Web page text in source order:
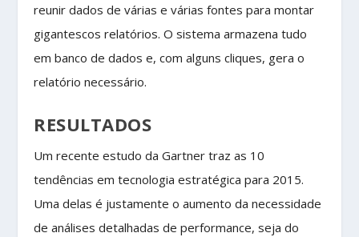
reunir dados de várias e várias fontes para montar
gigantescos relatórios. O sistema armazena tudo
em banco de dados e, com alguns cliques, gera o
relatório necessário.
RESULTADOS
Um recente estudo da Gartner traz as 10
tendências em tecnologia estratégica para 2015.
Uma delas é justamente o aumento da necessidade
de análises detalhadas de performance, seja do